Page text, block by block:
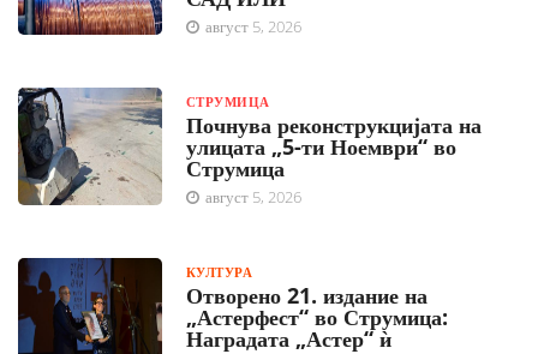
август 5, 2026
СТРУМИЦА
Почнува реконструкцијата на
улицата „5-ти Ноември“ во
Струмица
август 5, 2026
КУЛТУРА
Отворено 21. издание на
„Астерфест“ во Струмица:
Наградата „Астер“ ѝ